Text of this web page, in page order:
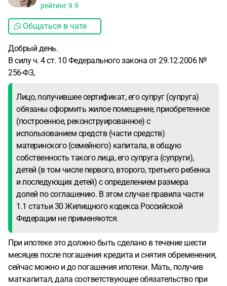
рейтинг9.9
Общаться в чате
Добрый день.
В силу ч. 4 ст. 10 Федерального закона от 29.12.2006 №
256-ФЗ,
Лицо, получившее сертификат, его супруг (супруга)
обязаны оформить жилое помещение, приобретенное
(построенное, реконструированное) с
использованием средств (части средств)
материнского (семейного) капитала, в общую
собственность такого лица, его супруга (супруги),
детей (в том числе первого, второго, третьего ребенка
и последующих детей) с определением размера
долей по соглашению. В этом случае правила части
1.1 статьи 30 Жилищного кодекса Российской
Федерации не применяются.
При ипотеке это должно быть сделано в течение шести
месяцев после погашения кредита и снятия обременения,
сейчас можно и до погашения ипотеки. Мать, получив
маткапитал, дала соответствующее обязательство при